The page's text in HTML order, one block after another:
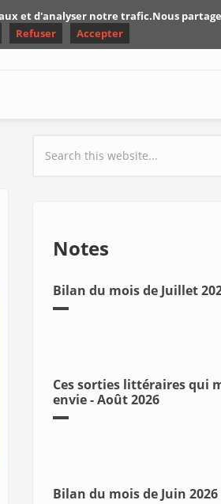
Search form
Notes
Bilan du mois de Juillet
Ces sorties littéraires qui
envie - Août 2026
Bilan du mois de Juin 2026
et d'analyser notre trafic.Nous
Refuser Accepter